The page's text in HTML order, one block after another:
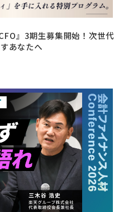
』3期生募集開始！次世代
あなたへ